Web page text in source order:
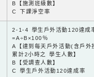
B【施測班級數】
C 下課淨空率
2-1-4 學生戶外活動120達成
=A÷B×100％
A【達到每天戶外活動(含戶外
累計2小時之 學生人數】
B【受調查人數】
C 學生戶外活動120達成率